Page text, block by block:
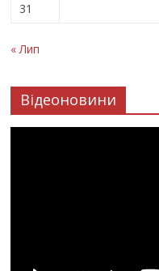
31
« Лип
Відеоновини